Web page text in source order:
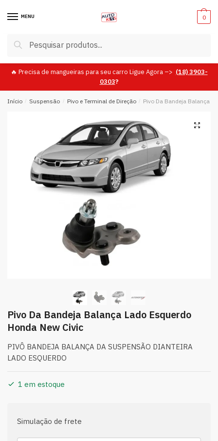
MENU
Pesquisar
por:
Pesquisar
0
🔥 Precisa de mangueiras para seu carro Ligue Agora –> (18) 3903-
0303?
Início / Suspensão / Pivo e Terminal de Direção / Pivo Da Bandeja Balança
🔍
Pivo Da Bandeja Balança Lado Esquerdo
Honda New Civic
PIVÔ BANDEJA BALANÇA DA SUSPENSÃO DIANTEIRA
LADO ESQUERDO
1 em estoque
Simulação de frete